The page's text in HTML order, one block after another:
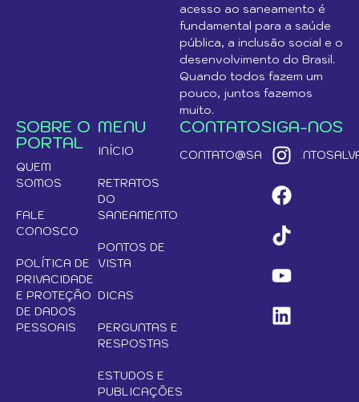
acesso ao saneamento é
fundamental para a saúde
pública, a inclusão social e o
desenvolvimento do Brasil.
Quando todos fazem um
pouco, juntos fazemos
muito.
SOBRE O
PORTAL
QUEM
SOMOS
FALE
CONOSCO
POLÍTICA DE
PRIVACIDADE
E PROTEÇÃO
DE DADOS
PESSOAIS
MENU
INÍCIO
RETRATOS
DO
SANEAMENTO
PONTOS DE
VISTA
DICAS
PERGUNTAS E
RESPOSTAS
ESTUDOS E
PUBLICAÇÕES
CONTATOSIGA-NOS